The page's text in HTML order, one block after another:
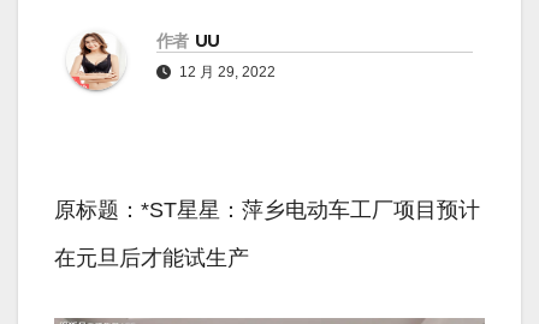
作者 UU
12 月 29, 2022
原标题：*ST星星：萍乡电动车工厂项目预计
在元旦后才能试生产